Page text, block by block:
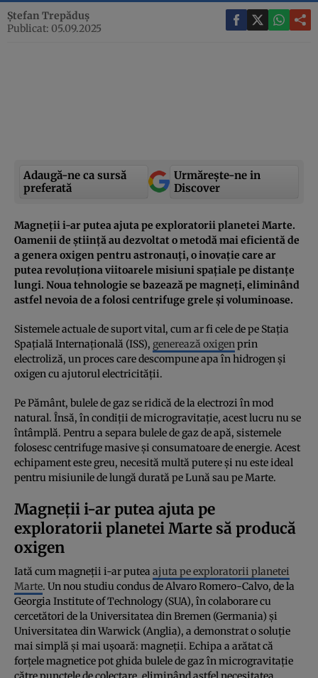
Ștefan Trepăduș
Publicat: 05.09.2025
Adaugă-ne ca sursă
preferată
Urmărește-ne in
Discover
Magneții i-ar putea ajuta pe exploratorii planetei Marte.
Oamenii de știință au dezvoltat o metodă mai eficientă de
a genera oxigen pentru astronauți, o inovație care ar
putea revoluționa viitoarele misiuni spațiale pe distanțe
lungi. Noua tehnologie se bazează pe magneți, eliminând
astfel nevoia de a folosi centrifuge grele și voluminoase.
Sistemele actuale de suport vital, cum ar fi cele de pe Stația
Spațială Internațională (ISS), generează oxigenprin
electroliză, un proces care descompune apa în hidrogen și
oxigen cu ajutorul electricității.
Pe Pământ, bulele de gaz se ridică de la electrozi în mod
natural. Însă, în condiții de microgravitație, acest lucru nu se
întâmplă. Pentru a separa bulele de gaz de apă, sistemele
folosesc centrifuge masive și consumatoare de energie. Acest
echipament este greu, necesită multă putere și nu este ideal
pentru misiunile de lungă durată pe Lună sau pe Marte.
Magneții i-ar putea ajuta pe
exploratorii planetei Marte să producă
oxigen
Iată cum magneții i-ar putea ajuta pe exploratorii planetei
Marte. Un nou studiu condus de Alvaro Romero-Calvo, de la
Georgia Institute of Technology (SUA), în colaborare cu
cercetători de la Universitatea din Bremen (Germania) și
Universitatea din Warwick (Anglia), a demonstrat o soluție
mai simplă și mai ușoară: magneții. Echipa a arătat că
forțele magnetice pot ghida bulele de gaz în microgravitație